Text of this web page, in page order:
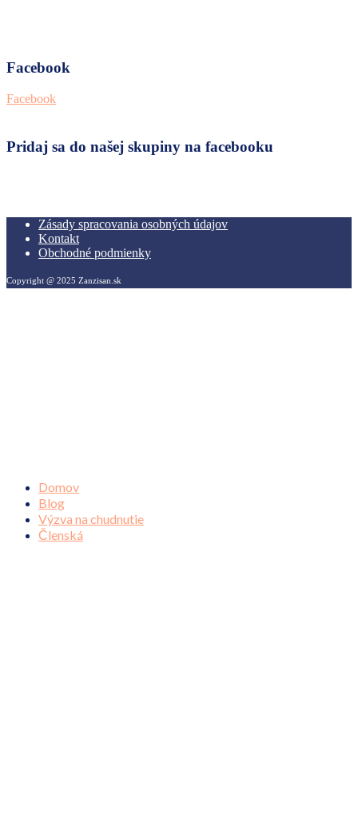
Facebook
Facebook
Pridaj sa do našej skupiny na facebooku
Zásady spracovania osobných údajov
Kontakt
Obchodné podmienky
Copyright @ 2025 Zanzisan.sk
Domov
Blog
Výzva na chudnutie
Členská